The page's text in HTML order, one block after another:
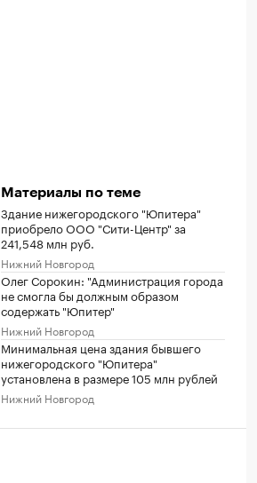
Материалы по теме
Здание нижегородского "Юпитера"
приобрело ООО "Сити-Центр" за
241,548 млн руб.
Нижний Новгород
Олег Сорокин: "Администрация города
не смогла бы должным образом
содержать "Юпитер"
Нижний Новгород
Минимальная цена здания бывшего
нижегородского "Юпитера"
установлена в размере 105 млн рублей
Нижний Новгород